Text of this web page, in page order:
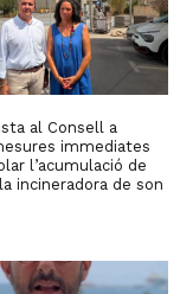
al Consell a
immediates
l’acumulació de
incineradora de son